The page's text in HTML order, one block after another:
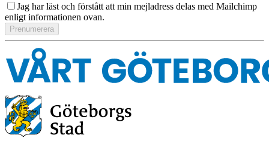
Jag har läst och förstått att min mejladress delas med Mailchimp
enligt informationen ovan.